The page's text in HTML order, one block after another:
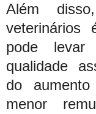
Além
veterinários
pode
qualidade
do
menor